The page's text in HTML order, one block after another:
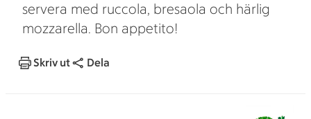
servera med ruccola, bresaola och härlig
mozzarella. Bon appetito!
Skriv ut Dela